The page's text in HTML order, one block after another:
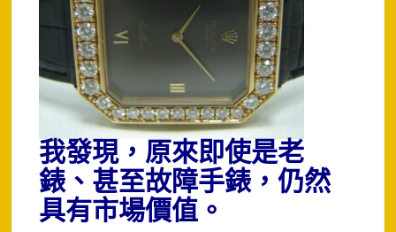
我發現，原來即使是老
錶、甚至故障手錶，仍然
具有市場價值。